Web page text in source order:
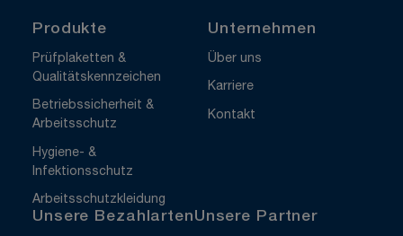
Produkte
Prüfplaketten &
Qualitätskennzeichen
Betriebssicherheit &
Arbeitsschutz
Hygiene- &
Infektionsschutz
Arbeitsschutzkleidung
Unternehmen
Über uns
Karriere
Kontakt
Unsere BezahlartenUnsere Partner